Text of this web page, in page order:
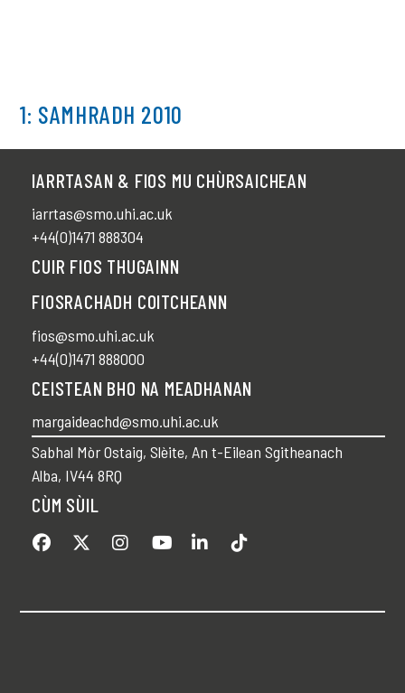
1: SAMHRADH 2010
IARRTASAN & FIOS MU CHÙRSAICHEAN
iarrtas@smo.uhi.ac.uk
+44(0)1471 888304
CUIR FIOS THUGAINN
FIOSRACHADH COITCHEANN
fios@smo.uhi.ac.uk
+44(0)1471 888000
CEISTEAN BHO NA MEADHANAN
margaideachd@smo.uhi.ac.uk
Sabhal Mòr Ostaig, Slèite, An t-Eilean Sgitheanach
Alba, IV44 8RQ
CÙM SÙIL